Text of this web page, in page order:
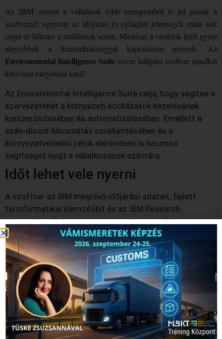
Az IBM szerint a vállalatok több szempontból is jól járnak a
szoftverrel: egyrészt az időjárási és éghajlati jelenségek miatt sok
céget ér hátrány a szállítások során. Másrészt a vásárlók felől egyre
nagyobbak a fenntarthatósággal kapcsolatos igények. Az
Environmental Intelligence Suite névre hallgató szoftver mindkét
kihívásra megoldást kínál.
Az Environmental Intelligence Suite célja, hogy segítse a
szervezeteket a környezeti kockázatok kezelésének
korszerűsítésében és automatizálásában. Emellett a
szén-dioxid-kibocsátás csökkentésében és a
környezetvédelmi célok elérésében is hasznos
segítséget nyújt a vállalkozások számára.
Időt lehet vele nyerni
A szoftver az IBM meglévő időjárási adatait, fejlett
térinformatikai elemzéseit és az IBM Research
innovációit alkalmazza a mesterséges intelligencia
segítségével. A program komoly elemzéseket készít, és
ezzel időt spórolhatnak a vállalatok az egyes szállítások
megtervezésénél.
Az IBM új szoftvere figyeli az ellátási láncokat zavaró
környezeti körülményeket, és riasztásokat küld, amikor
szükséges. Emellett az esetleges működési zavarokat is
jelzi a program, valamint kiszámolja, hogy az adott
feladat milyen ökológiai lábnyomot hagy – írja a
Manufacturing Global.